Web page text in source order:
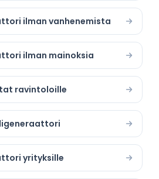
ilman vanhenemista
ilman mainoksia
ravintoloille
yrityksille